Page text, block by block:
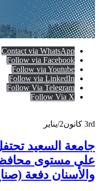
Contact via WhatsApp
Follow via Facebook
Follow via Youtube
Follow via LinkedIn
Follow Via Telegram
Follow Via X
3rd كانون2/يناير
جامعة السعيد
على مستوى
والأسنان دفعة